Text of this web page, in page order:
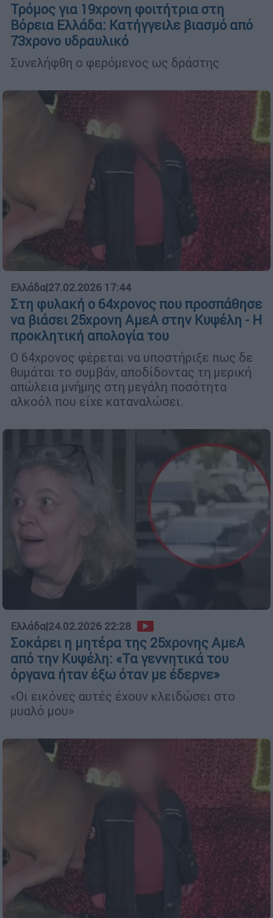
Τρόμος για 19χρονη φοιτήτρια στη
Βόρεια Ελλάδα: Κατήγγειλε βιασμό από
73χρονο υδραυλικό
Συνελήφθη ο φερόμενος ως δράστης
Ελλάδα|27.02.2026 17:44
Στη φυλακή ο 64χρονος που προσπάθησε
να βιάσει 25χρονη ΑμεΑ στην Κυψέλη - Η
προκλητική απολογία του
Ο 64χρονος φέρεται να υποστήριξε πως δε
θυμάται το συμβάν, αποδίδοντας τη μερική
απώλεια μνήμης στη μεγάλη ποσότητα
αλκοόλ που είχε καταναλώσει.
Ελλάδα|24.02.2026 22:28
Σοκάρει η μητέρα της 25χρονης ΑμεΑ
από την Κυψέλη: «Τα γεννητικά του
όργανα ήταν έξω όταν με έδερνε»
«Οι εικόνες αυτές έχουν κλειδώσει στο
μυαλό μου»